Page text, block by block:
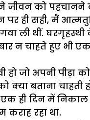
जीवन को
ही सही, मैं
ली थीं.
न चाहते हुए भी
जो अपनी पीड़ा
बताना चाहती
ही दिन में
कराह रहा था.